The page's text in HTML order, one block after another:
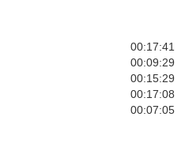
00:17:41
00:09:29
00:15:29
00:17:08
00:07:05